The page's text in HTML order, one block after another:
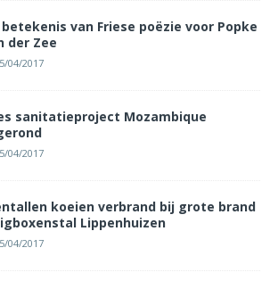
betekenis van Friese poëzie voor Popke
der Zee
04/2017
sanitatieproject Mozambique
04/2017
koeien verbrand bij grote brand
Lippenhuizen
04/2017